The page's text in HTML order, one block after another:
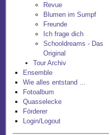
Revue
Blumen im Sumpf
Freunde
Ich frage dich
Schooldreams - Das
Original
Tour Archiv
Ensemble
Wie alles entstand ...
Fotoalbum
Quasselecke
Förderer
Login/Logout